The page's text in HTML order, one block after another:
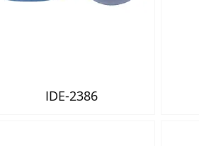
Vista rápida
IDE-2386